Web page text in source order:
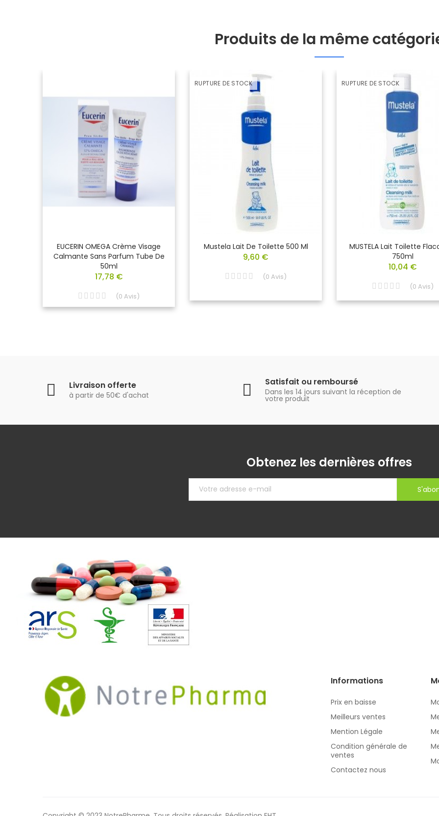
Produits de la même
EUCERIN OMEGA Crème Visage
Calmante Sans Parfum Tube De
50ml
17,78 €
(0 Avis)
RUPTURE DE STOCK
Mustela Lait De Toilette 500 Ml
9,60 €
(0 Avis)
RUPTURE DE STOCK
MUSTELA Lait Toilette
750ml
10,04 €
(0 Avis)
Livraison offerte
à partir de 50€ d'achat
Satisfait ou remboursé
Dans les 14 jours suivant la réception de
votre produit
Obtenez les dernières offres
Informations
Prix en baisse
Meilleurs ventes
Mention Légale
Condition générale de
ventes
Contactez nous